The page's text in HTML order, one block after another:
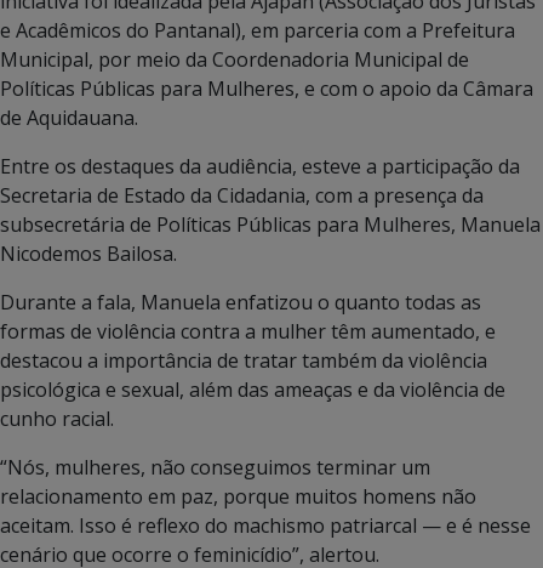
e Acadêmicos do Pantanal), em parceria com a Prefeitura
Municipal, por meio da Coordenadoria Municipal de
Políticas Públicas para Mulheres, e com o apoio da Câmara
de Aquidauana.
Entre os destaques da audiência, esteve a participação da
Secretaria de Estado da Cidadania, com a presença da
subsecretária de Políticas Públicas para Mulheres, Manuela
Nicodemos Bailosa.
Durante a fala, Manuela enfatizou o quanto todas as
formas de violência contra a mulher têm aumentado, e
destacou a importância de tratar também da violência
psicológica e sexual, além das ameaças e da violência de
cunho racial.
“Nós, mulheres, não conseguimos terminar um
relacionamento em paz, porque muitos homens não
aceitam. Isso é reflexo do machismo patriarcal — e é nesse
cenário que ocorre o feminicídio”, alertou.